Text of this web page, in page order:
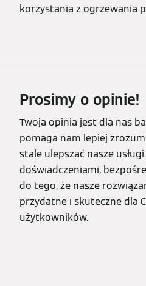
korzystania z ogrzewania
Prosimy o opinie!
Twoja opinia jest dla nas
pomaga nam lepiej
stale ulepszać nasze
doświadczeniami,
do tego, że nasze
przydatne i skuteczne dla
użytkowników.